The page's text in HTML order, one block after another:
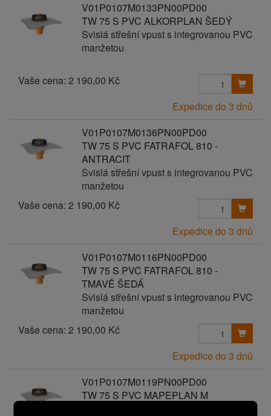
V01P0107M0133PN00PD00
TW 75 S PVC ALKORPLAN ŠEDÝ
Svislá střešní vpust s integrovanou PVC
manžetou
Vaše cena: 2 190,00 Kč
Expedice do 3 dnů
V01P0107M0136PN00PD00
TW 75 S PVC FATRAFOL 810 -
ANTRACIT
Svislá střešní vpust s integrovanou PVC
manžetou
Vaše cena: 2 190,00 Kč
Expedice do 3 dnů
V01P0107M0116PN00PD00
TW 75 S PVC FATRAFOL 810 -
TMAVĚ ŠEDÁ
Svislá střešní vpust s integrovanou PVC
manžetou
Vaše cena: 2 190,00 Kč
Expedice do 3 dnů
V01P0107M0119PN00PD00
TW 75 S PVC MAPEPLAN M